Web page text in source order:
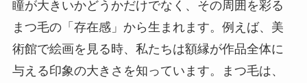
瞳が大きいかどうかだけでなく、その周囲を彩る
まつ毛の「存在感」から生まれます。例えば、美
術館で絵画を見る時、私たちは額縁が作品全体に
与える印象の大きさを知っています。まつ毛は、